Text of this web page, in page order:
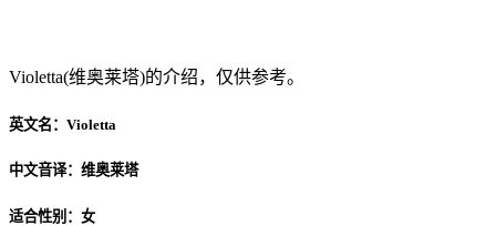
Violetta(维奥莱塔)的介绍，仅供参考。
英文名： Violetta
中文音译： 维奥莱塔
适合性别： 女